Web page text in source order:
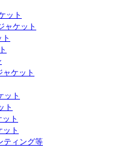
ット
ャケット
ケット
ット
ト
ト
ット
ティング等